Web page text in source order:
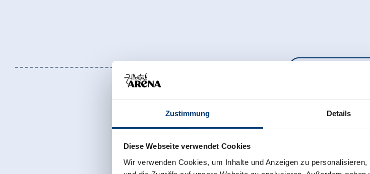
Zustimmung Details
Diese Webseite verwendet Cookies
Wir verwenden Cookies, um Inhalte und Anzeigen zu
Sign up for the newsletter now!